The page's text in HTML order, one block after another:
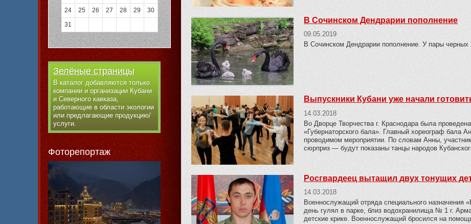
В Сочинском Дендрарии пополнение
09.05.2019
В Сочинском Дендрарии пополнение. У пары черных
Выпускники Кубани уже начали
14.03.2018
Во Дворце Творчества г. Краснодара была
«Губернаторского бала». Главный хореограф бала
проводимом мероприятии. По словам Анны,
сюрприз — будут показаны танцы народов
Росгвардеец вытащил двух тонущих
14.03.2018
Военнослужащий отряда специального назначения
день гулял в парке, близ водохранилища № 1 г.
детские крике. Военнослужащий бросился на
24
25 26 27 28 29
30
31
Зелёные страницы
В каталог добавляются только
компании и организации Кубани
и Северного кавказа,
работающие в области экологии
или предлагающие продукцию/
услуги.
Фоторепортаж